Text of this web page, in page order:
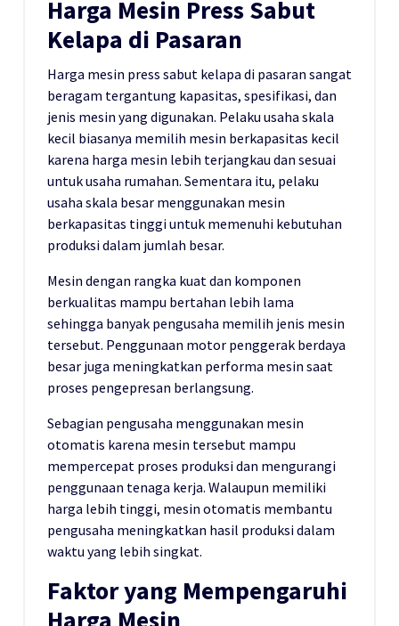
Harga Mesin Press Sabut
Kelapa di Pasaran
Harga mesin press sabut kelapa di pasaran sangat
beragam tergantung kapasitas, spesifikasi, dan
jenis mesin yang digunakan. Pelaku usaha skala
kecil biasanya memilih mesin berkapasitas kecil
karena harga mesin lebih terjangkau dan sesuai
untuk usaha rumahan. Sementara itu, pelaku
usaha skala besar menggunakan mesin
berkapasitas tinggi untuk memenuhi kebutuhan
produksi dalam jumlah besar.
Mesin dengan rangka kuat dan komponen
berkualitas mampu bertahan lebih lama
sehingga banyak pengusaha memilih jenis mesin
tersebut. Penggunaan motor penggerak berdaya
besar juga meningkatkan performa mesin saat
proses pengepresan berlangsung.
Sebagian pengusaha menggunakan mesin
otomatis karena mesin tersebut mampu
mempercepat proses produksi dan mengurangi
penggunaan tenaga kerja. Walaupun memiliki
harga lebih tinggi, mesin otomatis membantu
pengusaha meningkatkan hasil produksi dalam
waktu yang lebih singkat.
Faktor yang Mempengaruhi